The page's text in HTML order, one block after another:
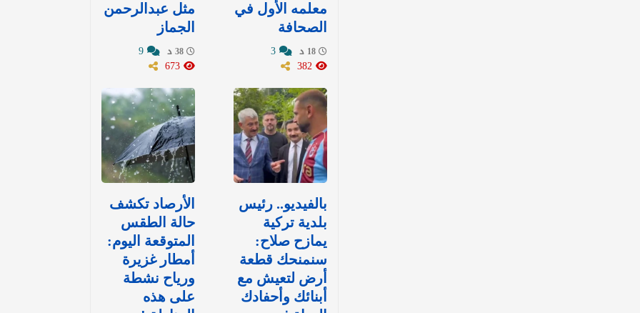
معلمه الأول في
الصحافة
مثل عبدالرحمن
الجماز
بالفيديو.. رئيس
بلدية تركية
يمازح صلاح:
سنمنحك قطعة
أرض لتعيش مع
أبنائك وأحفادك
الأرصاد تكشف
حالة الطقس
المتوقعة اليوم:
أمطار غزيرة
ورياح نشطة
على هذه